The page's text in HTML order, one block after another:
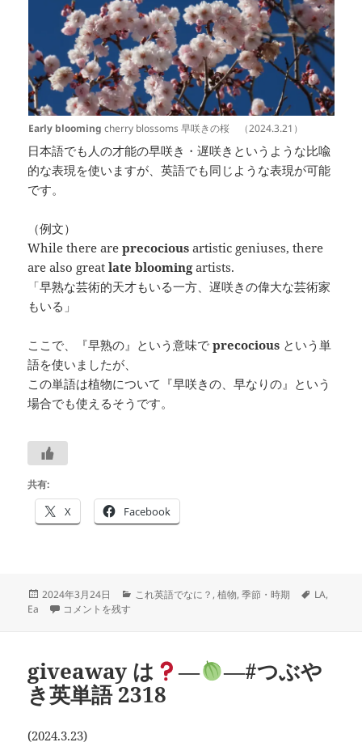
Early blooming cherry blossoms 早咲きの桜 （2024.3.21）
日本語でも人の才能の早咲き・遅咲きというような比喩
的な表現を使いますが、英語でも同じような表現が可能
です。
（例文）
While there areprecocious artistic geniuses, there
are also greatlate bloomingartists.
「早熟な芸術的天才もいる一方、遅咲きの偉大な芸術家
もいる」
ここで、『早熟の』という意味でprecocious という単
語を使いましたが、
この単語は植物について『早咲きの、早なりの』という
場合でも使えるそうです。
共有:
X Facebook
投
稿
2024年3月24日
カ
これ英語でなに？ ,植物,季節・時期
タ
LA,
Ea
英語で桜の「早咲き・遅咲き」は
コメントを残す
giveaway は ―
―#つぶや
き英単語 2318
(2024.3.23)